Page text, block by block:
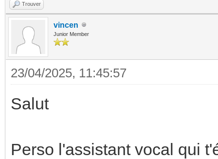
Trouver
vincen
Junior Member
23/04/2025, 11:45:57
Salut
Perso l'assistant vocal qui